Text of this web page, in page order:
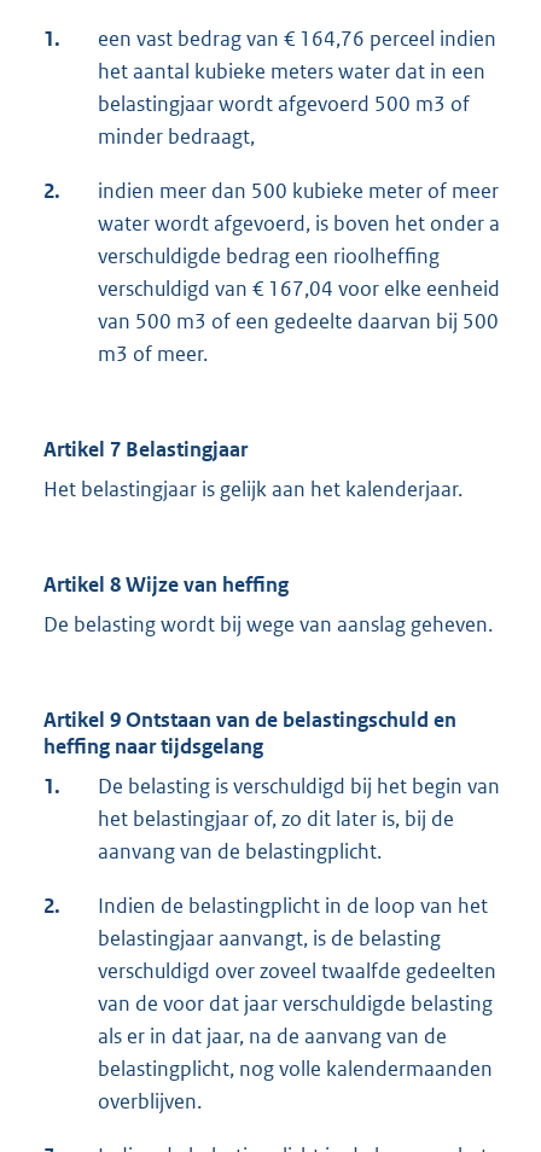
1.
een vast bedrag van € 164,76 perceel indien
het aantal kubieke meters water dat in een
belastingjaar wordt afgevoerd 500 m3 of
minder bedraagt,
2.
indien meer dan 500 kubieke meter of meer
water wordt afgevoerd, is boven het onder a
verschuldigde bedrag een rioolheffing
verschuldigd van € 167,04 voor elke eenheid
van 500 m3 of een gedeelte daarvan bij 500
m3 of meer.
Artikel 7 Belastingjaar
Het belastingjaar is gelijk aan het kalenderjaar.
Artikel 8 Wijze van heffing
De belasting wordt bij wege van aanslag geheven.
Artikel 9 Ontstaan van de belastingschuld en
heffing naar tijdsgelang
1.
De belasting is verschuldigd bij het begin van
het belastingjaar of, zo dit later is, bij de
aanvang van de belastingplicht.
2.
Indien de belastingplicht in de loop van het
belastingjaar aanvangt, is de belasting
verschuldigd over zoveel twaalfde gedeelten
van de voor dat jaar verschuldigde belasting
als er in dat jaar, na de aanvang van de
belastingplicht, nog volle kalendermaanden
overblijven.